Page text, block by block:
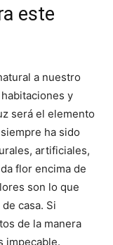
este
a nuestro
y
será el elemento
ha sido
artificiales,
flor encima de
son lo que
casa. Si
de la manera
impecable.